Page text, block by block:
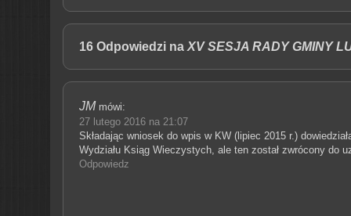
16 Odpowiedzi na XV SESJA RADY GMINY
JM mówi:
27 lutego 2016 na 21:07
Składając wniosek do wpis w KW (lipiec 2015 r.)
Wydziału Ksiąg Wieczystych, ale ten został zwrócony do
Odpowiedz